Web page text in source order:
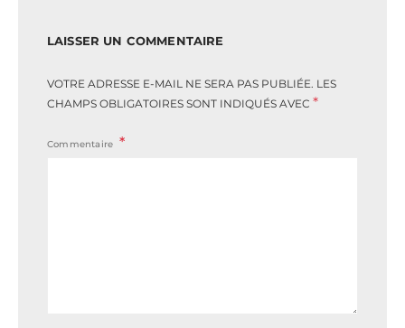
LAISSER UN COMMENTAIRE
VOTRE ADRESSE E-MAIL NE SERA PAS PUBLIÉE. LES
CHAMPS OBLIGATOIRES SONT INDIQUÉS AVEC *
Commentaire